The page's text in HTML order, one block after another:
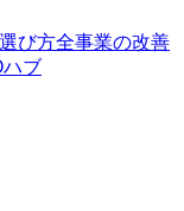
び方全事業の改善
ハブ